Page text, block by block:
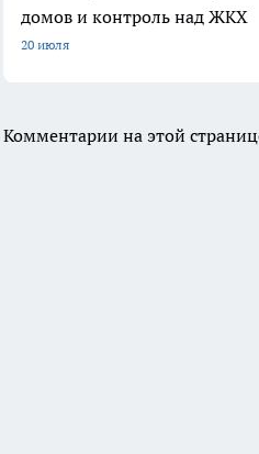
домов и контроль над ЖКХ
20 июля
Комментарии на этой